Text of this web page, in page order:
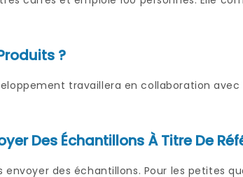
?
travaillera en collaboration avec
Des Échantillons À Titre De
envoyer des échantillons. Pour les petites